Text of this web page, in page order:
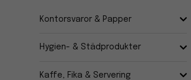
Kontorsvaror & Papper
Hygien- & Städprodukter
Kaffe, Fika & Servering